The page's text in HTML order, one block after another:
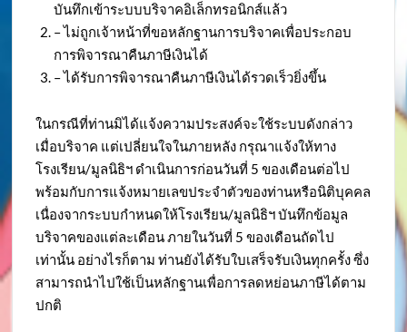
บันทึกเข้าระบบบริจาคอิเล็กทรอนิกส์แล้ว
– ไม่ถูกเจ้าหน้าที่ขอหลักฐานการบริจาคเพื่อประกอบ
การพิจารณาคืนภาษีเงินได้
– ได้รับการพิจารณาคืนภาษีเงินได้รวดเร็วยิ่งขึ้น
ในกรณีที่ท่านมิได้แจ้งความประสงค์จะใช้ระบบดังกล่าว
เมื่อบริจาค แต่เปลี่ยนใจในภายหลัง กรุณาแจ้งให้ทาง
โรงเรียน/มูลนิธิฯ ดำเนินการก่อนวันที่ 5 ของเดือนต่อไป
พร้อมกับการแจ้งหมายเลขประจำตัวของท่านหรือนิติบุคคล
เนื่องจากระบบกำหนดให้โรงเรียน/มูลนิธิฯ บันทึกข้อมูล
บริจาคของแต่ละเดือน ภายในวันที่ 5 ของเดือนถัดไป
เท่านั้น อย่างไรก็ตาม ท่านยังได้รับใบเสร็จรับเงินทุกครั้ง ซึ่ง
สามารถนำไปใช้เป็นหลักฐานเพื่อการลดหย่อนภาษีได้ตาม
ปกติ